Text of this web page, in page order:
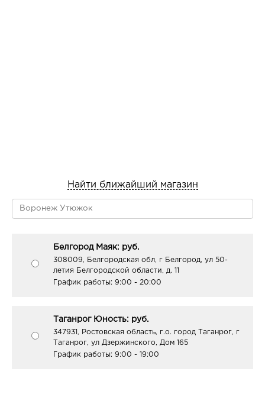
Найти ближайший магазин
Белгород Маяк: руб.
308009, Белгородская обл, г Белгород, ул 50-
летия Белгородской области, д. 11
График работы: 9:00 - 20:00
Таганрог Юность: руб.
347931, Ростовская область, г.о. город Таганрог, г
Таганрог, ул Дзержинского, Дом 165
График работы: 9:00 - 19:00